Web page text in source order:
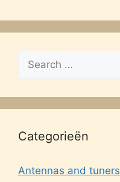
Search
for:
Categorieën
Antennas and tuners